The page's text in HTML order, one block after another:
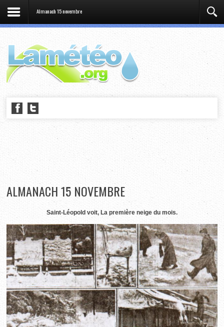
Almanach 15 novembre
ALMANACH 15 NOVEMBRE
Saint-Léopold voit, La première neige du mois.